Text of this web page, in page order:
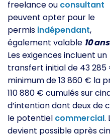
freelance ou consultant
peuvent opter pour le
permis indépendant,
également valable 10 ans.
Les exigences incluent un
transfert initial de 43
minimum de 13 860 € la
110 880 € cumulés sur
d’intention dont deux de
le potentiel commercial.
devient possible après